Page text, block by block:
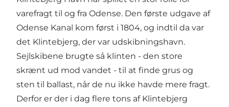
varefragt til og fra Odense. Den første udgave af
Odense Kanal kom først i 1804, og indtil da var
det Klintebjerg, der var udskibningshavn.
Sejlskibene brugte så klinten - den store
skrænt ud mod vandet - til at finde grus og
sten til ballast, når de nu ikke havde mere fragt.
Derfor er der i dag flere tons af Klintebjerg